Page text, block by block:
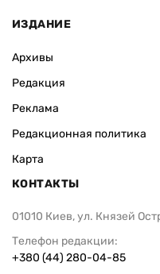
ИЗДАНИЕ
Архивы
Редакция
Реклама
Редакционная политика
Карта
КОНТАКТЫ
01010 Киев, ул. Князей
Телефон редакции:
+380 (44) 280-04-85